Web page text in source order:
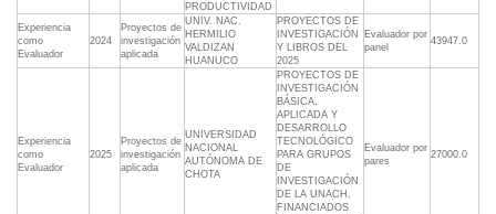
PRODUCTIVIDAD
Experiencia
como
Evaluador
2024
Proyectos de
investigación
aplicada
UNIV. NAC.
HERMILIO
VALDIZAN
HUANUCO
PROYECTOS DE
INVESTIGACIÓN
Y LIBROS DEL
2025
Evaluador por
panel
43947.0
Experiencia
como
Evaluador
2025
Proyectos de
investigación
aplicada
UNIVERSIDAD
NACIONAL
AUTÓNOMA DE
CHOTA
PROYECTOS DE
INVESTIGACIÓN
BÁSICA,
APLICADA Y
DESARROLLO
TECNOLÓGICO
PARA GRUPOS
DE
INVESTIGACIÓN
DE LA UNACH,
FINANCIADOS
Evaluador por
pares
27000.0